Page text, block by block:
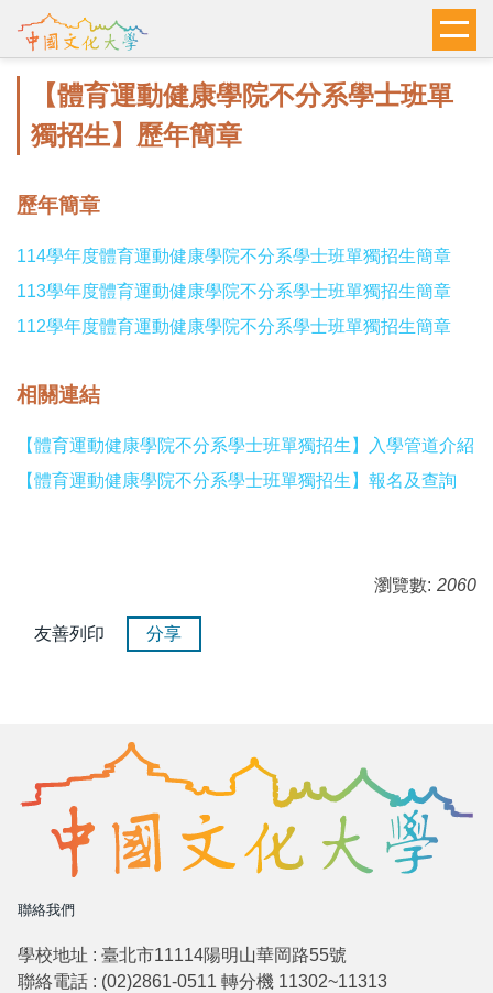
到
【體育運動健康學院不分系學士班單
獨招生】歷年簡章
歷年簡章
114學年度體育運動健康學院不分系學士班單獨招生簡章
113學年度體育運動健康學院不分系學士班單獨招生簡章
112學年度體育運動健康學院不分系學士班單獨招生簡章
相關連結
【體育運動健康學院不分系學士班單獨招生】入學管道介紹
【體育運動健康學院不分系學士班單獨招生】報名及查詢
瀏覽數: 2060
友善列印 分享
聯絡我們
學校地址 : 臺北市11114陽明山華岡路55號
聯絡電話 : (02)2861-0511 轉分機 11302~11313